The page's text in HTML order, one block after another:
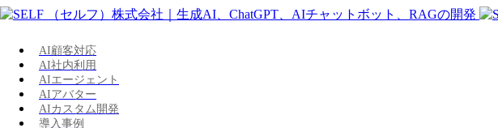
AI顧客対応
AI社内利用
AIエージェント
AIアバター
AIカスタム開発
導入事例